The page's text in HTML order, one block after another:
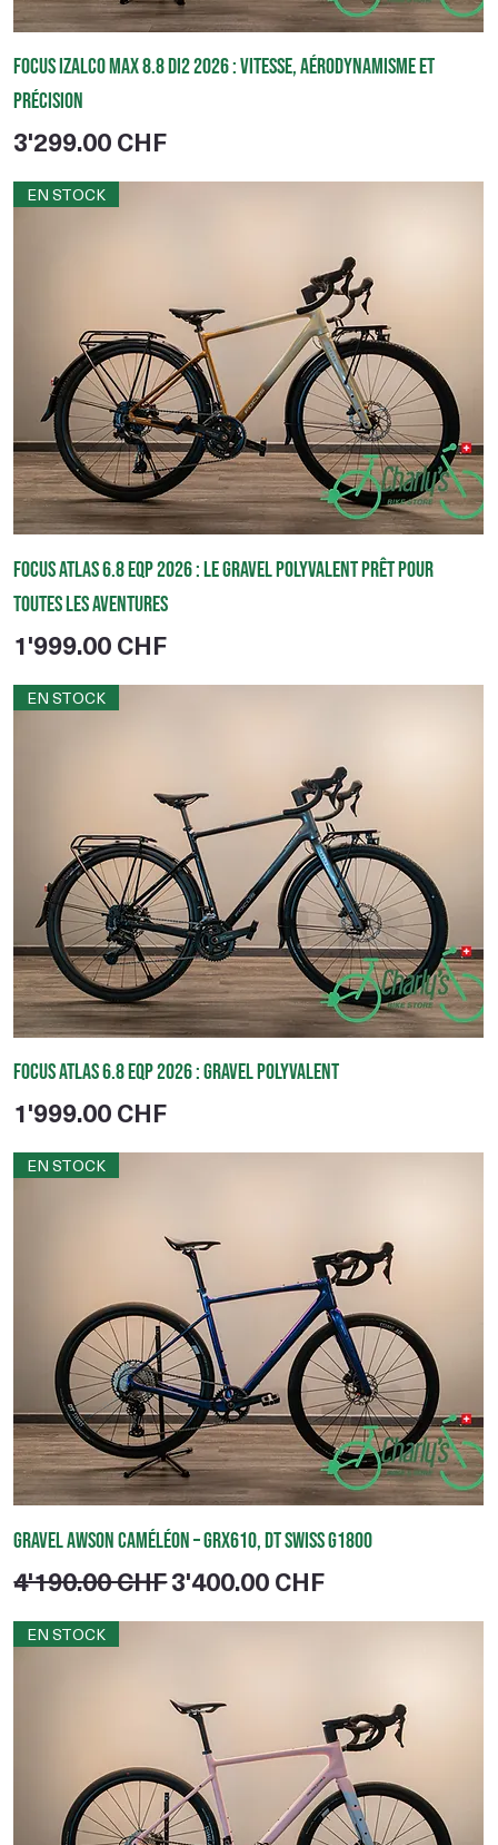
Focus IZALCO MAX 8.8 Di2 2026 : vitesse, aérodynamisme et
précision
Prix
3'299.00 CHF
EN STOCK
Focus ATLAS 6.8 EQP 2026 : le gravel polyvalent prêt pour
toutes les aventures
Prix
1'999.00 CHF
EN STOCK
Focus Atlas 6.8 EQP 2026 : gravel polyvalent
Prix
1'999.00 CHF
EN STOCK
Gravel Awson Caméléon – GRX610, DT Swiss G1800
Prix original
4'190.00 CHFPrix promotionnel
3'400.00 CHF
EN STOCK